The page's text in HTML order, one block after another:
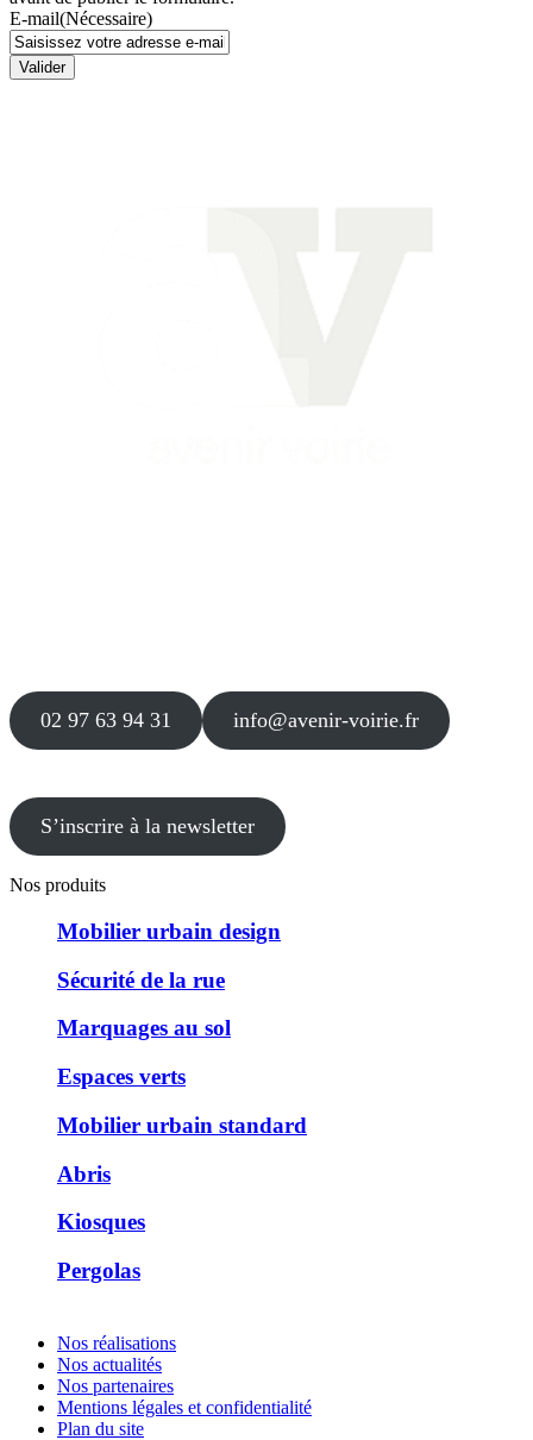
E-mail(Nécessaire)
Valider
02 97 63 94 31 info@avenir-voirie.fr
S’inscrire à la newsletter
Nos produits
Mobilier urbain design
Sécurité de la rue
Marquages au sol
Espaces verts
Mobilier urbain standard
Abris
Kiosques
Pergolas
Nos réalisations
Nos actualités
Nos partenaires
Mentions légales et confidentialité
Plan du site